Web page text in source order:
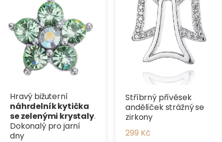
Hravý bižuterní
náhrdelník kytička
se zelenými krystaly.
Dokonalý pro jarní
dny
Stříbrný přívěsek
andělíček strážný se
zirkony
299 Kč